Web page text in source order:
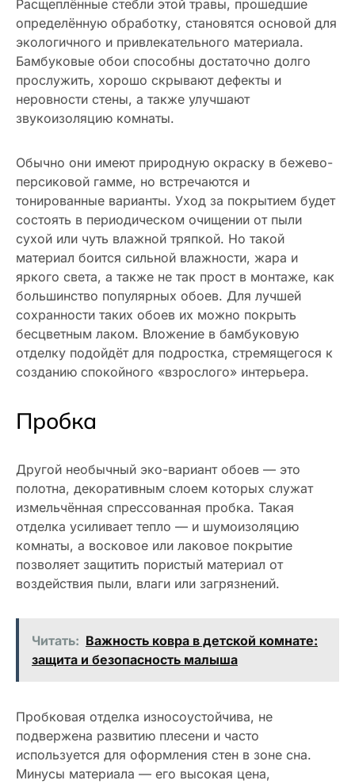
Расщеплённые стебли этой травы, прошедшие
определённую обработку, становятся основой для
экологичного и привлекательного материала.
Бамбуковые обои способны достаточно долго
прослужить, хорошо скрывают дефекты и
неровности стены, а также улучшают
звукоизоляцию комнаты.
Обычно они имеют природную окраску в бежево-
персиковой гамме, но встречаются и
тонированные варианты. Уход за покрытием будет
состоять в периодическом очищении от пыли
сухой или чуть влажной тряпкой. Но такой
материал боится сильной влажности, жара и
яркого света, а также не так прост в монтаже, как
большинство популярных обоев. Для лучшей
сохранности таких обоев их можно покрыть
бесцветным лаком. Вложение в бамбуковую
отделку подойдёт для подростка, стремящегося к
созданию спокойного «взрослого» интерьера.
Пробка
Другой необычный эко-вариант обоев — это
полотна, декоративным слоем которых служат
измельчённая спрессованная пробка. Такая
отделка усиливает тепло — и шумоизоляцию
комнаты, а восковое или лаковое покрытие
позволяет защитить пористый материал от
воздействия пыли, влаги или загрязнений.
Читать: Важность ковра в детской комнате:
защита и безопасность малыша
Пробковая отделка износоустойчива, не
подвержена развитию плесени и часто
используется для оформления стен в зоне сна.
Минусы материала — его высокая цена,